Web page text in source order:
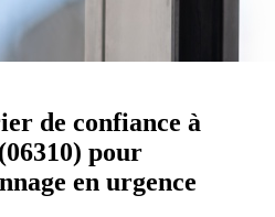
de confiance à
pour
en urgence